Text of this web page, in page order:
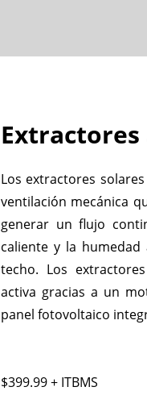
Extractores
Los extractores
ventilación mecánica
generar un flujo
caliente y la
techo. Los
activa gracias a un
panel fotovoltaico
$399.99 + ITBMS